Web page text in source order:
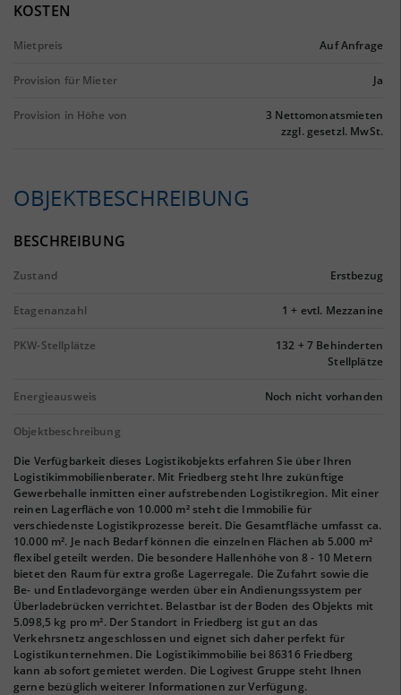
KOSTEN
Mietpreis Auf Anfrage
Provision für Mieter Ja
Provision in Höhe von
3 Nettomonatsmieten
zzgl. gesetzl. MwSt.
OBJEKTBESCHREIBUNG
BESCHREIBUNG
Zustand Erstbezug
Etagenanzahl 1 + evtl. Mezzanine
PKW-Stellplätze
132 + 7 Behinderten
Stellplätze
Energieausweis Noch nicht vorhanden
Objektbeschreibung
Die Verfügbarkeit dieses Logistikobjekts erfahren Sie über Ihren
Logistikimmobilienberater. Mit Friedberg steht Ihre zukünftige
Gewerbehalle inmitten einer aufstrebenden Logistikregion. Mit einer
reinen Lagerfläche von 10.000 m² steht die Immobilie für
verschiedenste Logistikprozesse bereit. Die Gesamtfläche umfasst ca.
10.000 m². Je nach Bedarf können die einzelnen Flächen ab 5.000 m²
flexibel geteilt werden. Die besondere Hallenhöhe von 8 - 10 Metern
bietet den Raum für extra große Lagerregale. Die Zufahrt sowie die
Be- und Entladevorgänge werden über ein Andienungssystem per
Überladebrücken verrichtet. Belastbar ist der Boden des Objekts mit
5.098,5 kg pro m². Der Standort in Friedberg ist gut an das
Verkehrsnetz angeschlossen und eignet sich daher perfekt für
Logistikunternehmen. Die Logistikimmobilie bei 86316 Friedberg
kann ab sofort gemietet werden. Die Logivest Gruppe steht Ihnen
gerne bezüglich weiterer Informationen zur Verfügung.